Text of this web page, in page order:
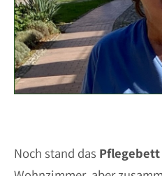
Noch stand das Pflegebett